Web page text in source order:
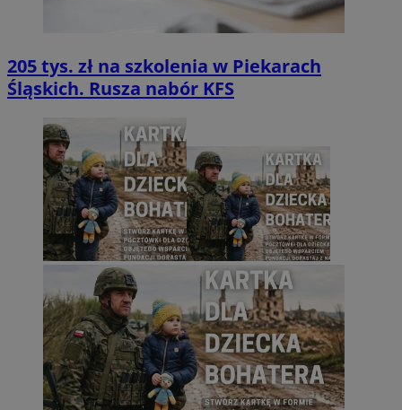
205 tys. zł na szkolenia w Piekarach
Śląskich. Rusza nabór KFS